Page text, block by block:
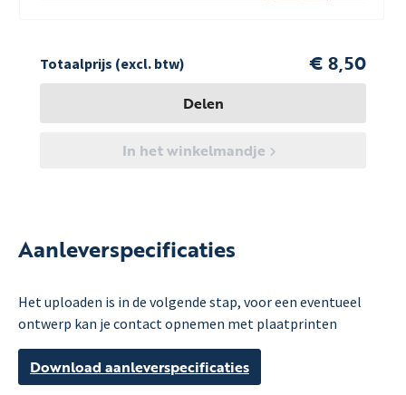
Totaalprijs (excl. btw) € 8,50
Delen
In het winkelmandje
Aanleverspecificaties
Het uploaden is in de volgende stap, voor een eventueel
ontwerp kan je contact opnemen met plaatprinten
Download aanleverspecificaties